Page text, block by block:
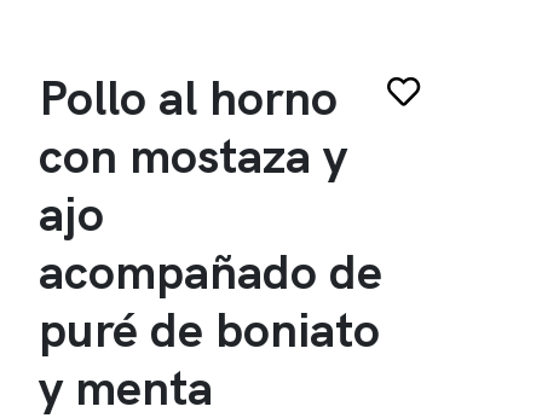
Pollo al horno
con mostaza y
ajo
acompañado de
puré de boniato
y menta